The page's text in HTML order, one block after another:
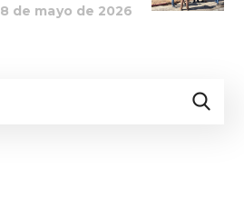
8 de mayo de 2026